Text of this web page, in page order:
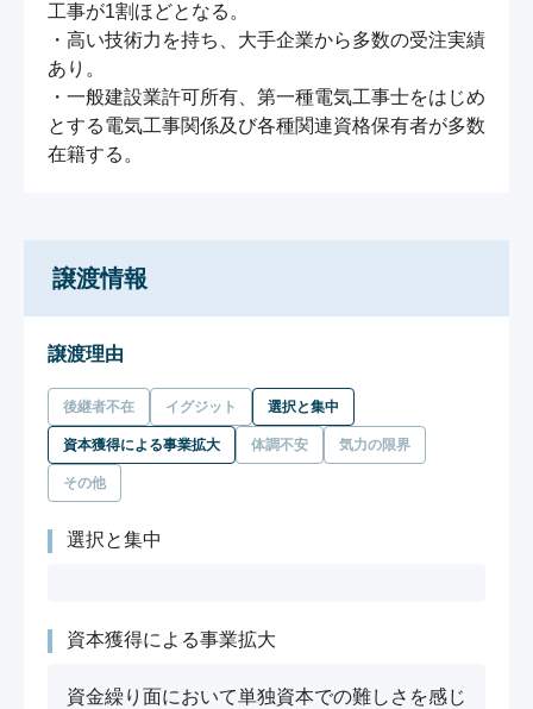
工事が1割ほどとなる。
・高い技術力を持ち、大手企業から多数の受注実績
あり。
・一般建設業許可所有、第一種電気工事士をはじめ
とする電気工事関係及び各種関連資格保有者が多数
在籍する。
譲渡情報
譲渡理由
後継者不在 イグジット 選択と集中
資本獲得による事業拡大 体調不安 気力の限界
その他
選択と集中
資本獲得による事業拡大
資金繰り面において単独資本での難しさを感じ